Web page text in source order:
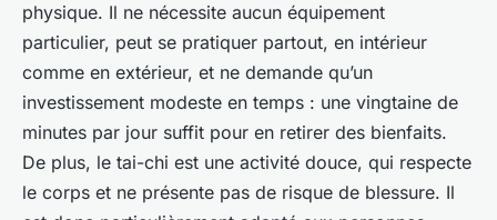
physique. Il ne nécessite aucun équipement
particulier, peut se pratiquer partout, en intérieur
comme en extérieur, et ne demande qu’un
investissement modeste en temps : une vingtaine de
minutes par jour suffit pour en retirer des bienfaits.
De plus, le tai-chi est une activité douce, qui respecte
le corps et ne présente pas de risque de blessure. Il